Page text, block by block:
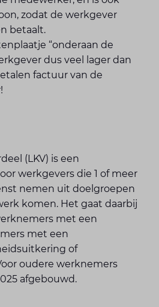
zodat de werkgever
betaalt.
“onderaan de
dus veel lager dan
factuur van de
(LKV) is een
werkgevers die 1 of meer
nemen uit doelgroepen
komen. Het gaat daarbij
met een
met een
of
oudere werknemers
afgebouwd.